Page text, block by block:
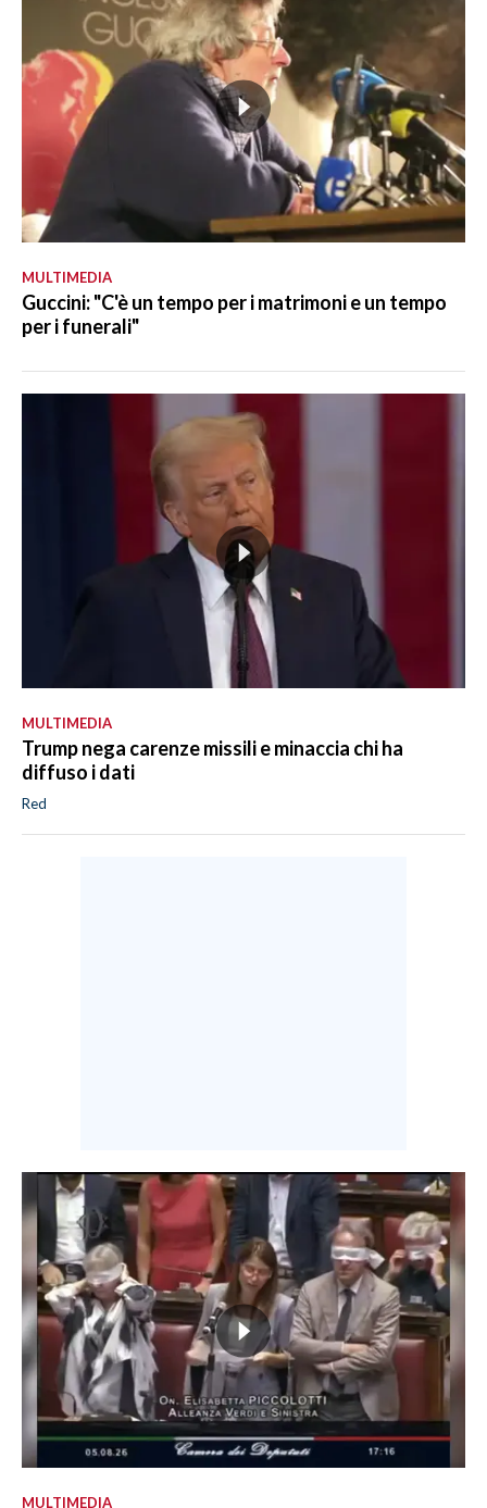
MULTIMEDIA
Guccini: "C'è un tempo per i matrimoni e un tempo
per i funerali"
MULTIMEDIA
Trump nega carenze missili e minaccia chi ha
diffuso i dati
Red
MULTIMEDIA